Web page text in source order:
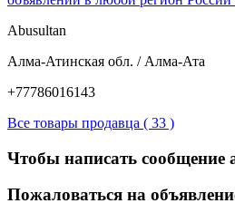
Abusultan
Алма-Атинская обл. / Алма-Ата
+77786016143
Все товары продавца ( 33 )
Чтобы написать сообщение
Пожаловаться на